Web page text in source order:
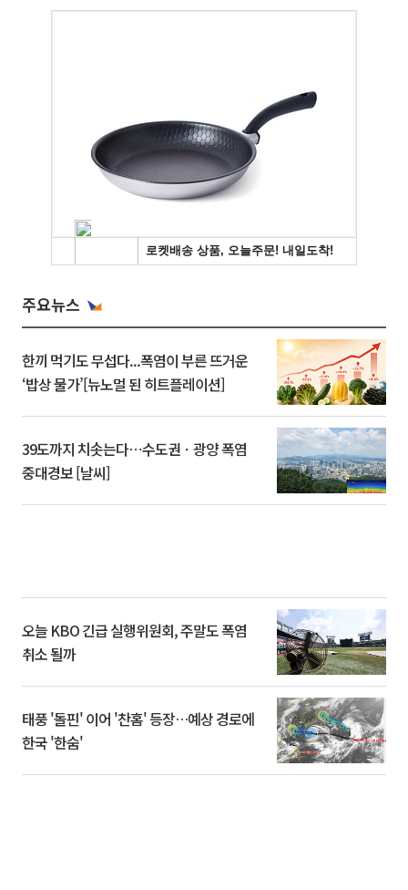
주요뉴스
한끼 먹기도 무섭다...폭염이 부른 뜨거운
‘밥상 물가’[뉴노멀 된 히트플레이션]
39도까지 치솟는다⋯수도권ㆍ광양 폭염
중대경보 [날씨]
오늘 KBO 긴급 실행위원회, 주말도 폭염
취소 될까
태풍 '돌핀' 이어 '찬홈' 등장…예상 경로에
한국 '한숨'